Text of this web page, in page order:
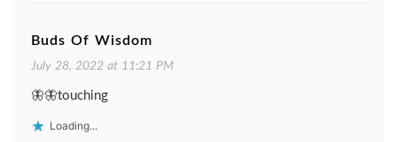
Buds Of Wisdom
July 28, 2022 at 11:21 PM
🦋🦋touching
Loading...